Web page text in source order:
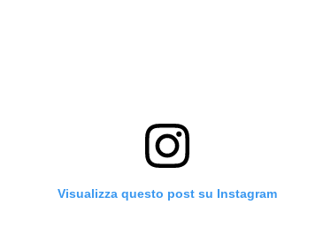
Visualizza questo post su Instagram